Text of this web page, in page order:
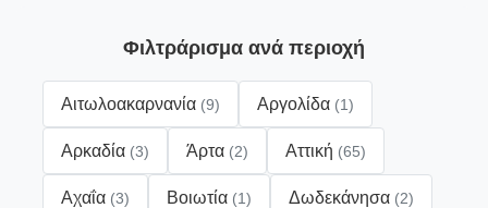
Φιλτράρισμα ανά περιοχή
Αιτωλοακαρνανία (9) Αργολίδα (1)
Αρκαδία (3) Άρτα (2) Αττική (65)
Αχαΐα (3) Βοιωτία (1) Δωδεκάνησα (2)